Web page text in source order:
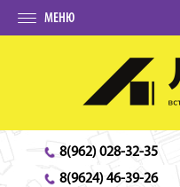
МЕНЮ
8(962) 028-32-35
8(9624) 46-39-26